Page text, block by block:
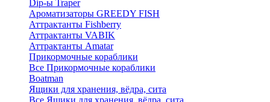
Dip-ы Traper
Ароматизаторы GREEDY FISH
Аттрактанты Fishberry
Аттрактанты VABIK
Аттрактанты Amatar
Прикормочные кораблики
Все Прикормочные кораблики
Boatman
Ящики для хранения, вёдра, сита
Все Ящики для хранения, вёдра, сита